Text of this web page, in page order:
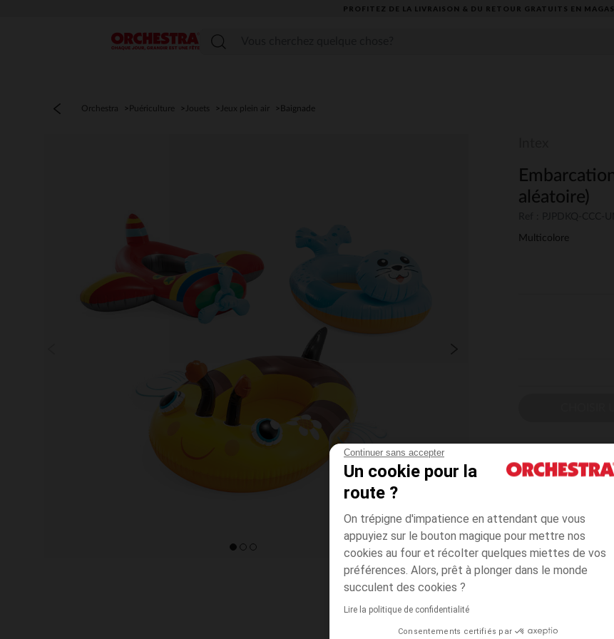
Continuer sans accepter
Un cookie pour la
route ?
On trépigne d'impatience en attendant que vous
appuyiez sur le bouton magique pour mettre nos
cookies au four et récolter quelques miettes de vos
préférences. Alors, prêt à plonger dans le monde
succulent des cookies ?
Lire la politique de confidentialité
Consentements certifiés par
PROFITEZ DE LA LIVRAISON & DU RETOUR GRATUITS EN
Menu
Orchestra Puériculture Jouets Jeux plein air Baignade
aléatoire)
Multicolore
MODES DE